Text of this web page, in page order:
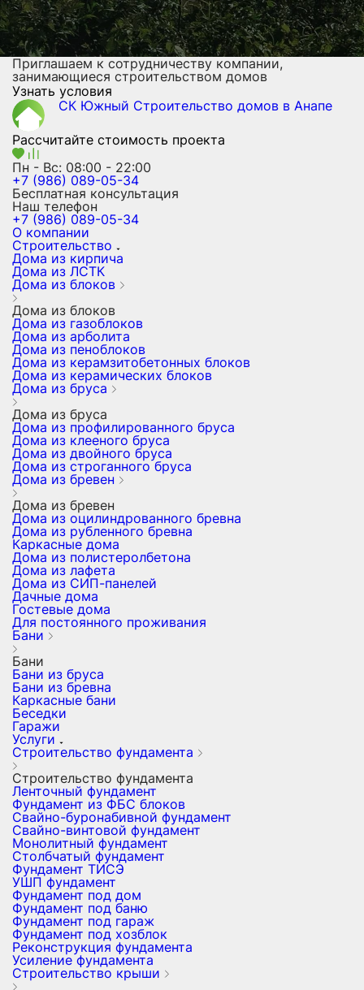
Приглашаем к сотрудничеству компании,
занимающиеся строительством домов
Узнать условия
СК Южный Строительство домов в Анапе
Рассчитайте стоимость проекта
Пн - Вс: 08:00 - 22:00
+7 (986) 089-05-34
Бесплатная консультация
Наш телефон
+7 (986) 089-05-34
О компании
Строительство
Дома из кирпича
Дома из ЛСТК
Дома из блоков
Дома из блоков
Дома из газоблоков
Дома из арболита
Дома из пеноблоков
Дома из керамзитобетонных блоков
Дома из керамических блоков
Дома из бруса
Дома из бруса
Дома из профилированного бруса
Дома из клееного бруса
Дома из двойного бруса
Дома из строганного бруса
Дома из бревен
Дома из бревен
Дома из оцилиндрованного бревна
Дома из рубленного бревна
Каркасные дома
Дома из полистеролбетона
Дома из лафета
Дома из СИП-панелей
Дачные дома
Гостевые дома
Для постоянного проживания
Бани
Бани
Бани из бруса
Бани из бревна
Каркасные бани
Беседки
Гаражи
Услуги
Строительство фундамента
Строительство фундамента
Ленточный фундамент
Фундамент из ФБС блоков
Свайно-буронабивной фундамент
Свайно-винтовой фундамент
Монолитный фундамент
Столбчатый фундамент
Фундамент ТИСЭ
УШП фундамент
Фундамент под дом
Фундамент под баню
Фундамент под гараж
Фундамент под хозблок
Реконструкция фундамента
Усиление фундамента
Строительство крыши